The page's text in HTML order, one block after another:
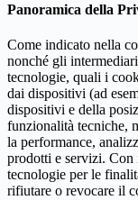
Panoramica della
Come indicato nella
nonché gli
tecnologie, quali i
dai dispositivi (ad
dispositivi e della
funzionalità tecniche,
la performance,
prodotti e servizi. Con
tecnologie per le
rifiutare o revocare il